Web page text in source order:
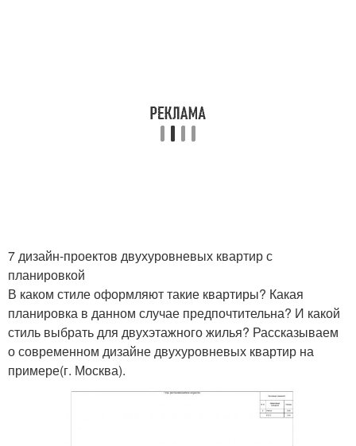
7 дизайн-проектов двухуровневых квартир с
планировкой
В каком стиле оформляют такие квартиры? Какая
планировка в данном случае предпочтительна? И какой
стиль выбрать для двухэтажного жилья? Рассказываем
о современном дизайне двухуровневых квартир на
примере(г. Москва).